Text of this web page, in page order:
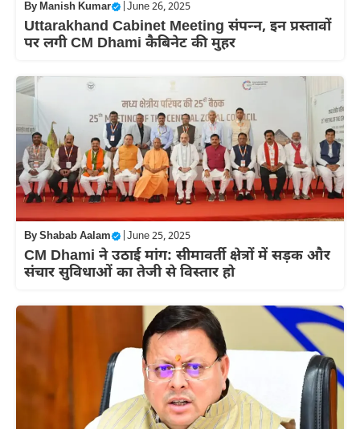
ByManish Kumar June 26, 2025
Uttarakhand Cabinet Meeting संपन्‍न, इन प्रस्‍तावों
पर लगी CM Dhami कैबिनेट की मुहर
ByShabab Aalam June 25, 2025
CM Dhami ने उठाई मांग: सीमावर्ती क्षेत्रों में सड़क और
संचार सुविधाओं का तेजी से विस्तार हो